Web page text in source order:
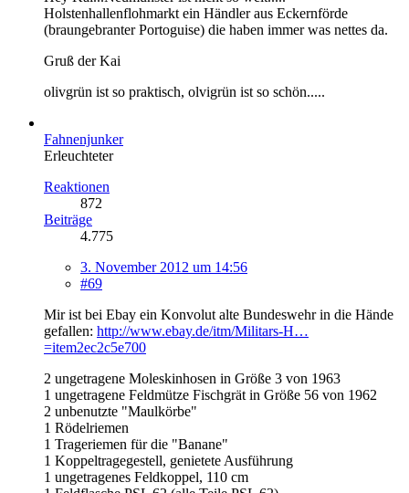
Holstenhallenflohmarkt ein Händler aus Eckernförde
(braungebranter Portoguise) die haben immer was nettes da.
Gruß der Kai
olivgrün ist so praktisch, olvigrün ist so schön.....
Fahnenjunker
Erleuchteter
Reaktionen
872
Beiträge
4.775
3. November 2012 um 14:56
#69
Mir ist bei Ebay ein Konvolut alte Bundeswehr in die Hände
gefallen: http://www.ebay.de/itm/Militars-H…
=item2ec2c5e700
2 ungetragene Moleskinhosen in Größe 3 von 1963
1 ungetragene Feldmütze Fischgrät in Größe 56 von 1962
2 unbenutzte "Maulkörbe"
1 Rödelriemen
1 Trageriemen für die "Banane"
1 Koppeltragegestell, genietete Ausführung
1 ungetragenes Feldkoppel, 110 cm